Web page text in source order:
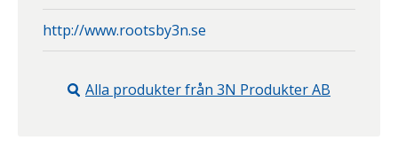
http://www.rootsby3n.se
Alla produkter från 3N Produkter AB